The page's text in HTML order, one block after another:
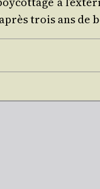
trois ans de